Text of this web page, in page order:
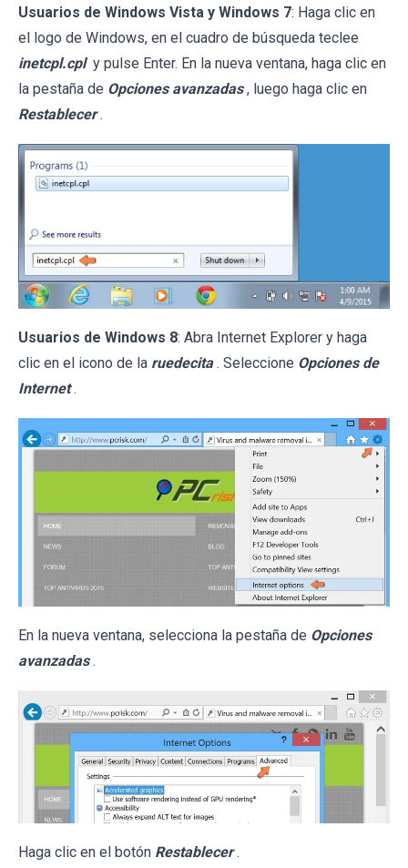
Usuarios de Windows Vista y Windows 7: Haga clic en
el logo de Windows, en el cuadro de búsqueda teclee
inetcpl.cpl y pulse Enter. En la nueva ventana, haga clic en
la pestaña de Opciones avanzadas , luego haga clic en
Restablecer .
Usuarios de Windows 8: Abra Internet Explorer y haga
clic en el icono de la ruedecita . Seleccione Opciones de
Internet .
En la nueva ventana, selecciona la pestaña de Opciones
avanzadas .
Haga clic en el botón Restablecer .